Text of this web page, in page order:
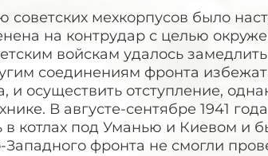
советских мехкорпусов было
на контрудар с целью
войскам удалось
соединениям фронта
и осуществить отступление,
В августе-сентябре 1941
в котлах под Уманью и Киевом и
фронта не смогли